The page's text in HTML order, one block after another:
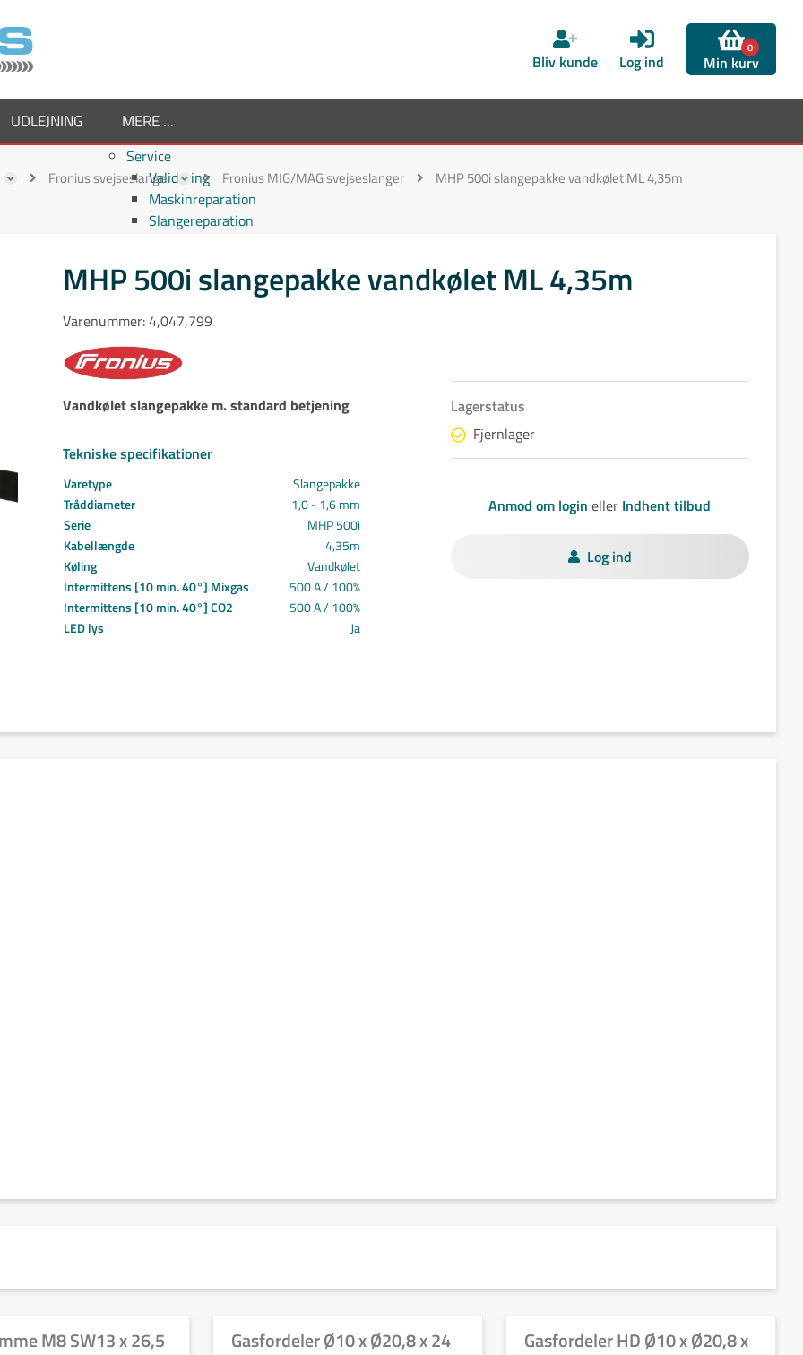
Bliv kunde Log ind
0
Min kurv
UDLEJNING MERE ...
Service
Validering
Maskinreparation
Slangereparation
Virksomheden
Supplier
Job hos TornboSvejs
Kvalitetspolitik
ESG politik
Svejs projektet sammen
Mærker
Reuter
NST
Fronius svejseslanger Fronius MIG/MAG svejseslanger MHP 500i slangepakke vandkølet ML 4,35m
MHP 500i slangepakke vandkølet ML 4,35m
Varenummer:4,047,799
Vandkølet slangepakke m. standard betjening
Tekniske specifikationer
Varetype
Slangepakke
Tråddiameter
1,0 - 1,6 mm
Serie
MHP 500i
Kabellængde
4,35m
Køling
Vandkølet
Intermittens [10 min. 40°] Mixgas
500 A / 100%
Intermittens [10 min. 40°] CO2
500 A / 100%
LED lys
Ja
Lagerstatus
Fjernlager
Anmod om login eller Indhent tilbud
Log ind
M8 SW13 x 26,5
Gasfordeler Ø10 x Ø20,8 x 24
Gasfordeler HD Ø10 x Ø20,8 x